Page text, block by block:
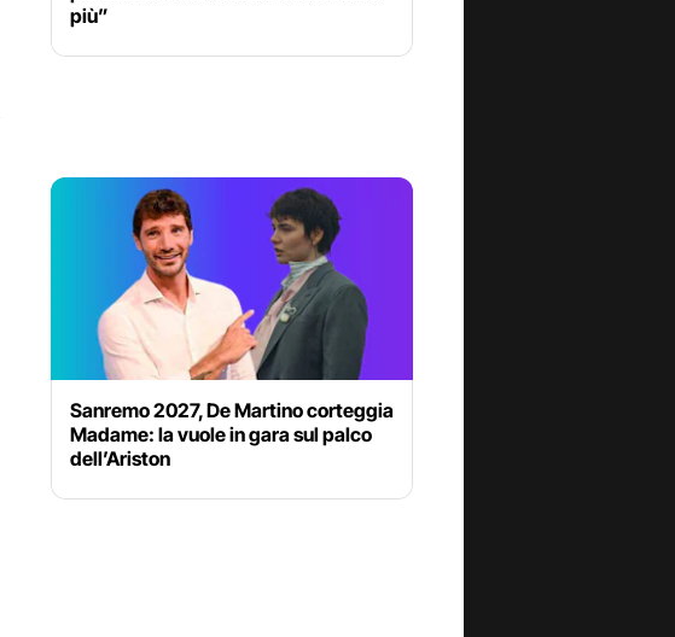
più”
Sanremo 2027, De Martino corteggia
Madame: la vuole in gara sul palco
dell’Ariston